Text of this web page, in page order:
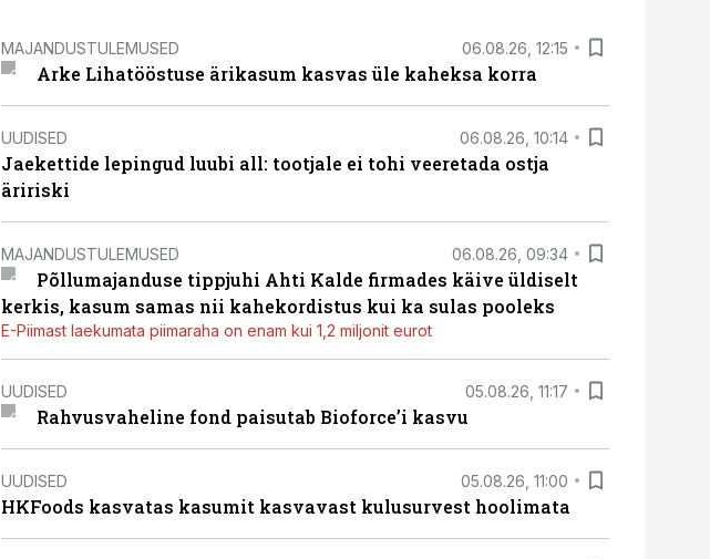
MAJANDUSTULEMUSED 06.08.26, 12:15
Arke Lihatööstuse ärikasum kasvas üle kaheksa korra
UUDISED 06.08.26, 10:14
Jaekettide lepingud luubi all: tootjale ei tohi veeretada ostja
äririski
MAJANDUSTULEMUSED 06.08.26, 09:34
Põllumajanduse tippjuhi Ahti Kalde firmades käive üldiselt
kerkis, kasum samas nii kahekordistus kui ka sulas pooleks
E-Piimast laekumata piimaraha on enam kui 1,2 miljonit eurot
UUDISED 05.08.26, 11:17
Rahvusvaheline fond paisutab Bioforce’i kasvu
UUDISED 05.08.26, 11:00
HKFoods kasvatas kasumit kasvavast kulusurvest hoolimata